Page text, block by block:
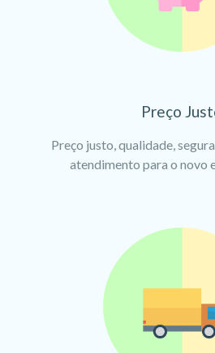
Preço
Preço justo, qualidade,
atendimento para o novo